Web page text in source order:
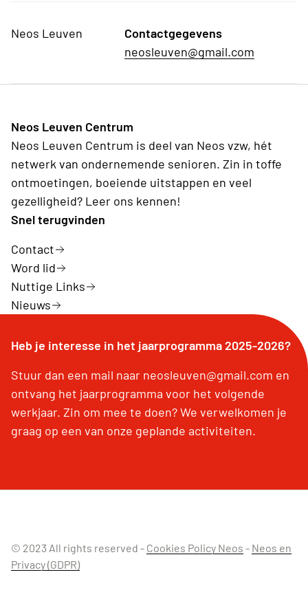
Neos Leuven
Contactgegevens
neosleuven@gmail.com
Neos Leuven Centrum
Neos Leuven Centrum is deel van Neos vzw, hét
netwerk van ondernemende senioren. Zin in toffe
ontmoetingen, boeiende uitstappen en veel
gezelligheid? Leer ons kennen!
Snel terugvinden
Contact
Word lid
Nuttige Links
Nieuws
Heb je interesse in het jaarprogramma 2025-2026?
Stuur dan een mail naar neosleuven@gmail.com en
ontvang het jaarprogramma voor het volgende
werkjaar. Zin om mee te doen? We verwelkomen je
graag op een van onze geplande activiteiten.
© 2023 All rights reserved - Cookies Policy Neos - Neos en
Privacy (GDPR)